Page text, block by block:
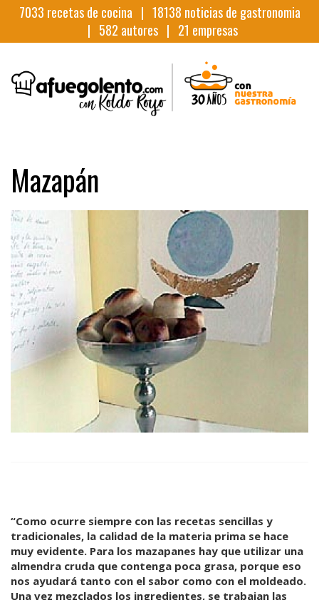
7033 recetas de cocina | 18138 noticias de gastronomia
| 582 autores | 21 empresas
Mazapán
“Como ocurre siempre con las recetas sencillas y
tradicionales, la calidad de la materia prima se hace
muy evidente. Para los mazapanes hay que utilizar una
almendra cruda que contenga poca grasa, porque eso
nos ayudará tanto con el sabor como con el moldeado.
Una vez mezclados los ingredientes, se trabajan las